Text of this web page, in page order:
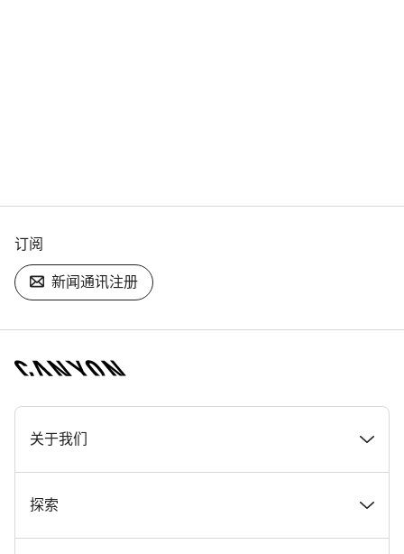
订阅
新闻通讯注册
[footer.linksList.title]
关于我们
奖项
探索